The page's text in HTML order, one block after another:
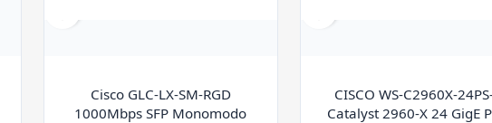
Cisco GLC-LX-SM-RGD
1000Mbps SFP Monomodo
CISCO WS-C2960X-
Catalyst 2960-X 24 GigE